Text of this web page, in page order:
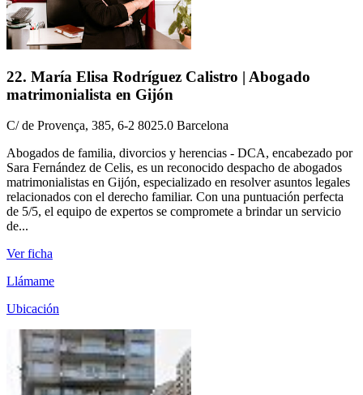
22. María Elisa Rodríguez Calistro | Abogado
matrimonialista en Gijón
C/ de Provença, 385, 6-2 8025.0 Barcelona
Abogados de familia, divorcios y herencias - DCA, encabezado por
Sara Fernández de Celis, es un reconocido despacho de abogados
matrimonialistas en Gijón, especializado en resolver asuntos legales
relacionados con el derecho familiar. Con una puntuación perfecta
de 5/5, el equipo de expertos se compromete a brindar un servicio
de...
Ver ficha
Llámame
Ubicación